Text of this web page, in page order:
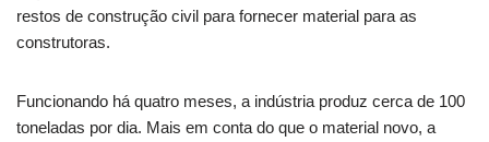
restos de construção civil para fornecer material para as
construtoras.
Funcionando há quatro meses, a indústria produz cerca de 100
toneladas por dia. Mais em conta do que o material novo, a